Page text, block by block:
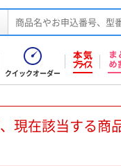
クイックオーダー
現在該当する商